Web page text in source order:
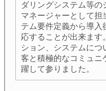
ダリングシステム等の
マネージャーとして担
テム要件定義から導入
応することが出来ます
ション、システムに
客と積極的なコミュニ
躍して参りました。